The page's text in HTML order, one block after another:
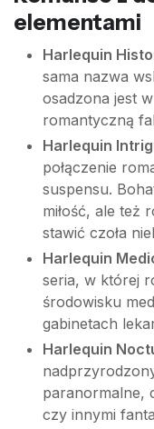
elementami
Harlequin
sama nazwa
osadzona jest
romantyczną
Harlequin
połączenie
suspensu.
miłość, ale też
stawić czoła
Harlequin
seria, w której
środowisku
gabinetach
Harlequin
paranormalne,
czy innymi